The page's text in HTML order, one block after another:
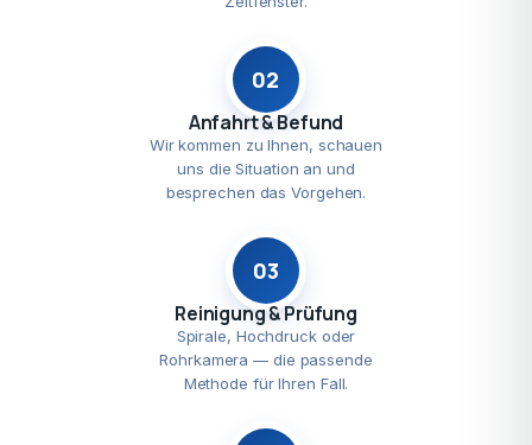
02
Anfahrt & Befund
Wir kommen zu Ihnen, schauen
uns die Situation an und
besprechen das Vorgehen.
03
Reinigung & Prüfung
Spirale, Hochdruck oder
Rohrkamera — die passende
Methode für Ihren Fall.